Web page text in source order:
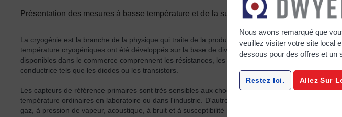
Présentation des mesures à basse température et de la supraconductivité
La cryogénie est la branche de la physique qui traite de la production et des effets des très basses
température cryogéniques ont été développés sur la base de diverses propriétés dépendantes de
disponibles dans le commerce comprennent les résistances, les condensateurs, les thermocouples
conductrice tels que les diodes ou les transistors.
Les capteurs de référence primaires sont très sensibles aux chocs thermiques et mécaniques et
température ordinaires en laboratoire ou dans l'industrie. D'autres techniques de mesure de la
gaz, à pression de vapeur, acoustique, à bruit et à susceptibilité magnétique, nécessitent des
Nous avons remarqué que
veuillez visiter votre site local
dessous pour des offres et un
Restez Ici. Allez Sur